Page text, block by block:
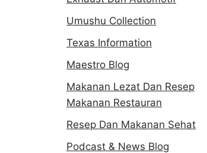
Umushu Collection
Texas Information
Maestro Blog
Makanan Lezat Dan Resep
Makanan Restauran
Resep Dan Makanan Sehat
Podcast & News Blog